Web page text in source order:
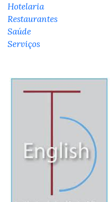
Hotelaria
Restaurantes
Saúde
Serviços